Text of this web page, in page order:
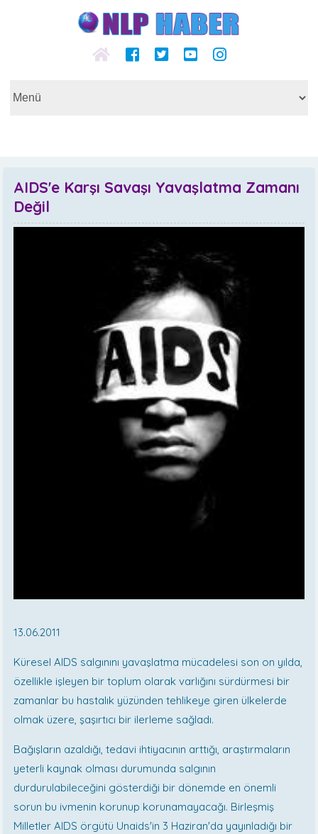
AIDS'e Karşı Savaşı Yavaşlatma Zamanı
Değil
13.06.2011
Küresel AIDS salgınını yavaşlatma mücadelesi son on yılda,
özellikle işleyen bir toplum olarak varlığını sürdürmesi bir
zamanlar bu hastalık yüzünden tehlikeye giren ülkelerde
olmak üzere, şaşırtıcı bir ilerleme sağladı.
Bağışların azaldığı, tedavi ihtiyacının arttığı, araştırmaların
yeterli kaynak olması durumunda salgının
durdurulabileceğini gösterdiği bir dönemde en önemli
sorun bu ivmenin korunup korunamayacağı. Birleşmiş
Milletler AIDS örgütü Unaids'in 3 Haziran'da yayınladığı bir